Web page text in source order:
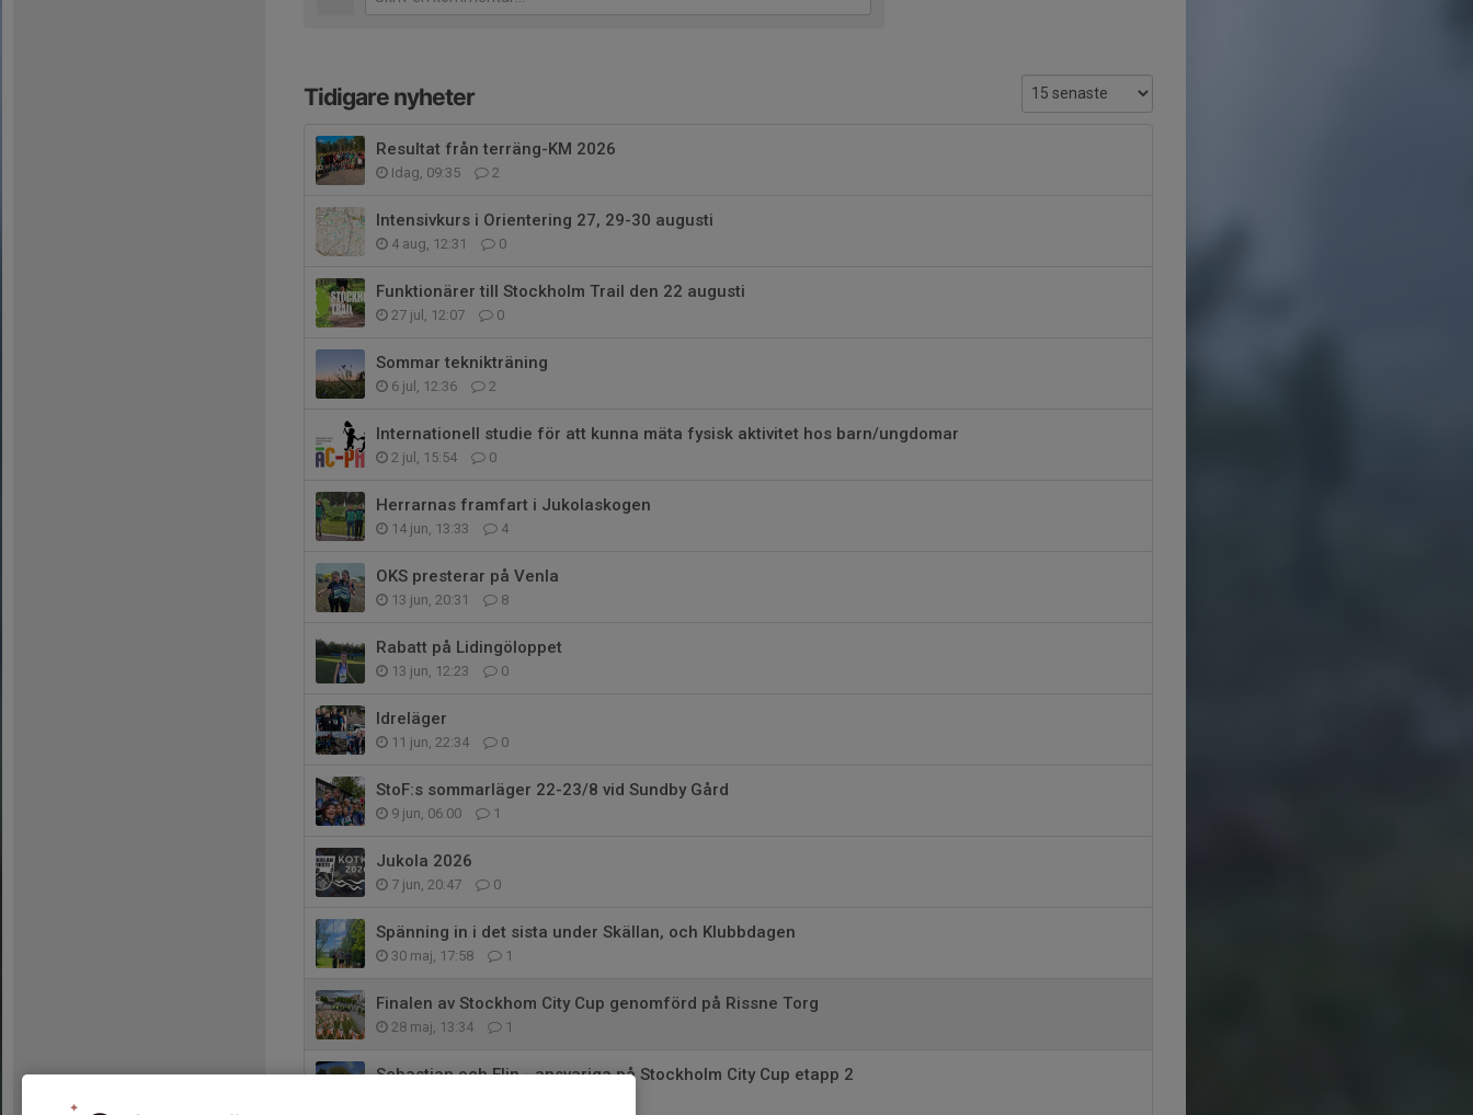
Tidigare nyheter
Resultat från terräng-KM 2026
Idag, 09:35 2
Intensivkurs i Orientering 27, 29-30 augusti
4 aug, 12:31 0
Funktionärer till Stockholm Trail den 22 augusti
27 jul, 12:07 0
Sommar teknikträning
6 jul, 12:36 2
Internationell studie för att kunna mäta fysisk aktivitet hos barn/ungdomar
2 jul, 15:54 0
Herrarnas framfart i Jukolaskogen
14 jun, 13:33 4
OKS presterar på Venla
13 jun, 20:31 8
Rabatt på Lidingöloppet
13 jun, 12:23 0
Idreläger
11 jun, 22:34 0
StoF:s sommarläger 22-23/8 vid Sundby Gård
9 jun, 06:00 1
Jukola 2026
7 jun, 20:47 0
Spänning in i det sista under Skällan, och Klubbdagen
30 maj, 17:58 1
Finalen av Stockhom City Cup genomförd på Rissne Torg
28 maj, 13:34 1
Sebastian och Elin - ansvariga på Stockholm City Cup etapp 2